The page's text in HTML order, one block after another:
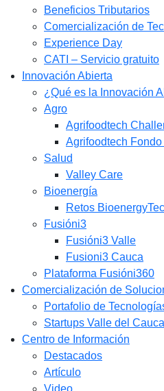
Beneficios Tributarios
Comercialización de
Experience Day
CATI – Servicio gratuito
Innovación Abierta
¿Qué es la Innovación
Agro
Agrifoodtech
Agrifoodtech
Salud
Valley Care
Bioenergía
Retos
Fusióni3
Fusióni3 Valle
Fusioni3 Cauca
Plataforma Fusióni360
Comercialización de
Portafolio de
Startups Valle del Cauca
Centro de Información
Destacados
Artículo
Video